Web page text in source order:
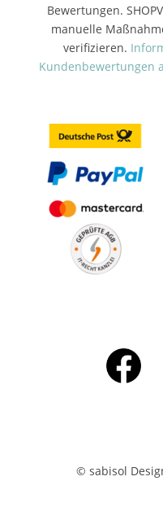
Bewertungen.
manuelle
verifizieren.
Kundenbewertungen
© sabisol